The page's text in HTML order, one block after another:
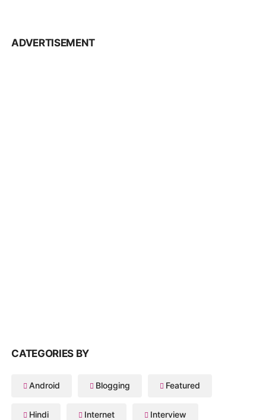
ADVERTISEMENT
CATEGORIES BY
Android Blogging Featured
Hindi Internet Interview